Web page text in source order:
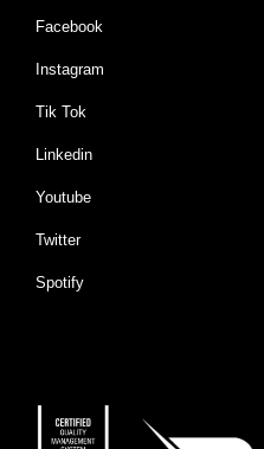
Facebook
Instagram
Tik Tok
Linkedin
Youtube
Twitter
Spotify